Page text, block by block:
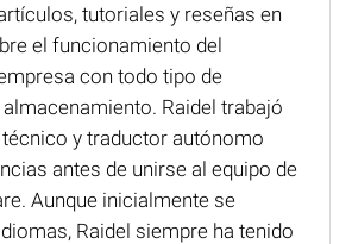
tutoriales y reseñas en
el funcionamiento del
con todo tipo de
Raidel trabajó
y traductor autónomo
antes de unirse al equipo de
Aunque inicialmente se
Raidel siempre ha tenido